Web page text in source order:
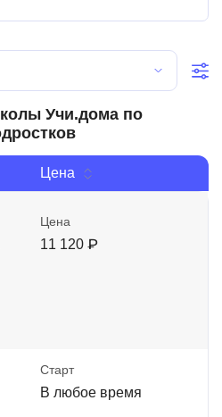
Учи.дома по
Цена
Цена
11 120 ₽
Старт
В любое время